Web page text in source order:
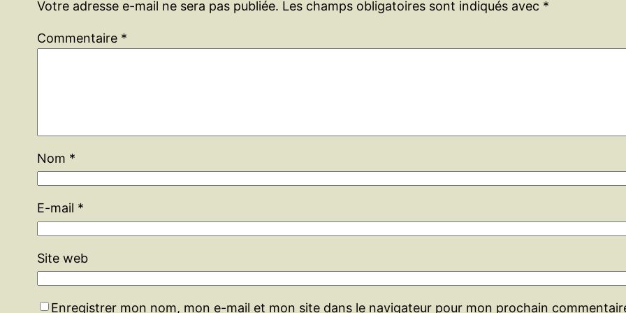
Votre adresse e-mail ne sera pas publiée. Les champs obligatoires sont indiqués avec *
Commentaire *
Nom *
E-mail *
Site web
Enregistrer mon nom, mon e-mail et mon site dans le navigateur pour mon prochain